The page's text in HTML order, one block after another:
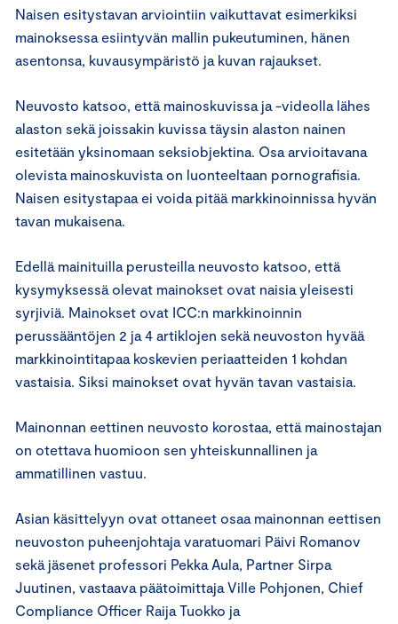
Naisen esitystavan arviointiin vaikuttavat esimerkiksi
mainoksessa esiintyvän mallin pukeutuminen, hänen
asentonsa, kuvausympäristö ja kuvan rajaukset.
Neuvosto katsoo, että mainoskuvissa ja -videolla lähes
alaston sekä joissakin kuvissa täysin alaston nainen
esitetään yksinomaan seksiobjektina. Osa arvioitavana
olevista mainoskuvista on luonteeltaan pornografisia.
Naisen esitystapaa ei voida pitää markkinoinnissa hyvän
tavan mukaisena.
Edellä mainituilla perusteilla neuvosto katsoo, että
kysymyksessä olevat mainokset ovat naisia yleisesti
syrjiviä. Mainokset ovat ICC:n markkinoinnin
perussääntöjen 2 ja 4 artiklojen sekä neuvoston hyvää
markkinointitapaa koskevien periaatteiden 1 kohdan
vastaisia. Siksi mainokset ovat hyvän tavan vastaisia.
Mainonnan eettinen neuvosto korostaa, että mainostajan
on otettava huomioon sen yhteiskunnallinen ja
ammatillinen vastuu.
Asian käsittelyyn ovat ottaneet osaa mainonnan eettisen
neuvoston puheenjohtaja varatuomari Päivi Romanov
sekä jäsenet professori Pekka Aula, Partner Sirpa
Juutinen, vastaava päätoimittaja Ville Pohjonen, Chief
Compliance Officer Raija Tuokko ja